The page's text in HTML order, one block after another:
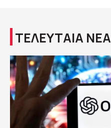
ΤΕΛΕΥΤΑΙΑ ΝΕΑ